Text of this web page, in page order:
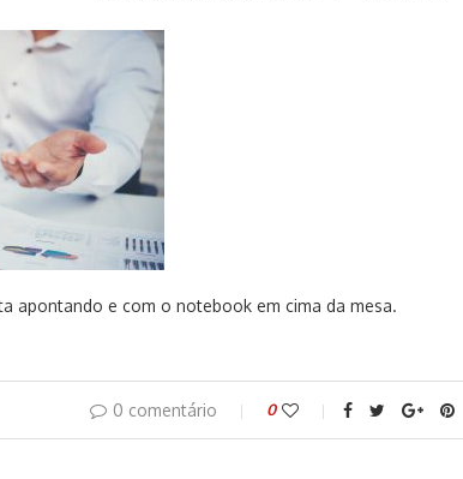
apontando e com o notebook em cima da mesa.
0 comentário 0